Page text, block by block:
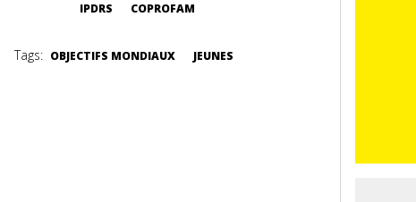
IPDRS
COPROFAM
Tags: OBJECTIFS MONDIAUX JEUNES